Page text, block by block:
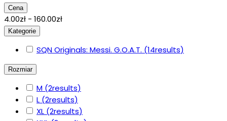
Cena
4.00zł - 160.00zł
Kategorie
SQN Originals: Messi. G.O.A.T. (14results)
Rozmiar
M (2results)
L (2results)
XL (2results)